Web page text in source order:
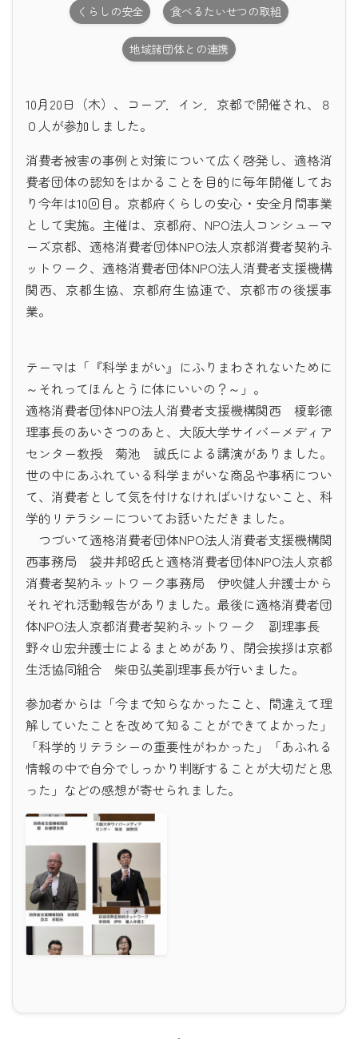
くらしの安全 食べるたいせつの取組
地域諸団体との連携
10月20日（木）、コープ．イン．京都で開催され、８
０人が参加しました。
消費者被害の事例と対策について広く啓発し、適格消
費者団体の認知をはかることを目的に毎年開催してお
り今年は10回目。京都府くらしの安心・安全月間事業
として実施。主催は、京都府、NPO法人コンシューマ
ーズ京都、適格消費者団体NPO法人京都消費者契約ネ
ットワーク、適格消費者団体NPO法人消費者支援機構
関西、京都生協、京都府生協連で、京都市の後援事
業。
テーマは「『科学まがい』にふりまわされないために
～それってほんとうに体にいいの？～」。
適格消費者団体NPO法人消費者支援機構関西 榎彰德
理事長のあいさつのあと、大阪大学サイバーメディア
センター教授 菊池 誠氏による講演がありました。
世の中にあふれている科学まがいな商品や事柄につい
て、消費者として気を付けなければいけないこと、科
学的リテラシーについてお話いただきました。
つづいて適格消費者団体NPO法人消費者支援機構関
西事務局 袋井邦昭氏と適格消費者団体NPO法人京都
消費者契約ネットワーク事務局 伊吹健人弁護士から
それぞれ活動報告がありました。最後に適格消費者団
体NPO法人京都消費者契約ネットワーク 副理事長
野々山宏弁護士によるまとめがあり、閉会挨拶は京都
生活協同組合 柴田弘美副理事長が行いました。
参加者からは「今まで知らなかったこと、間違えて理
解していたことを改めて知ることができてよかった」
「科学的リテラシーの重要性がわかった」「あふれる
情報の中で自分でしっかり判断することが大切だと思
った」などの感想が寄せられました。